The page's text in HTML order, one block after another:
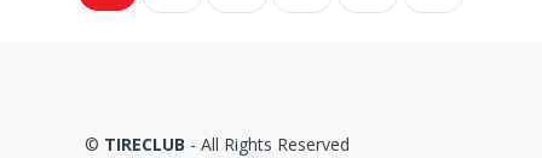
© TIRECLUB - All Rights Reserved